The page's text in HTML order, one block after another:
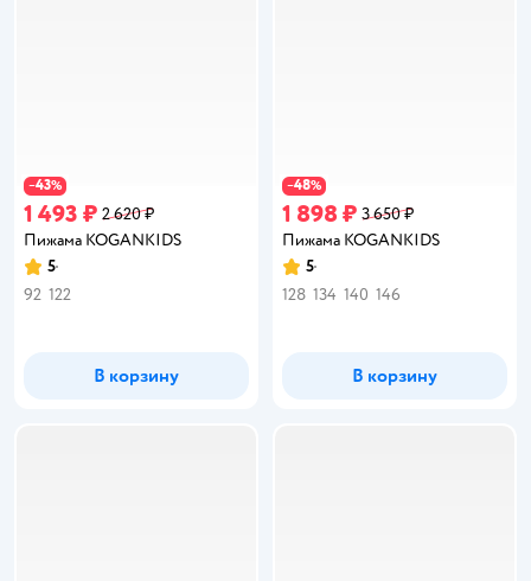
−43%
1 493 ₽ 2 620 ₽
Пижама KOGANKIDS
Рейтинг:
5
92 122
В корзину
−48%
1 898 ₽ 3 650 ₽
Пижама KOGANKIDS
Рейтинг:
5
128 134 140 146
В корзину